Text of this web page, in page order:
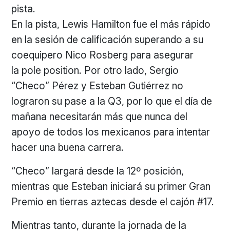
pista.
En la pista, Lewis Hamilton fue el más rápido
en la sesión de calificación superando a su
coequipero Nico Rosberg para asegurar
la pole position. Por otro lado, Sergio
“Checo” Pérez y Esteban Gutiérrez no
lograron su pase a la Q3, por lo que el día de
mañana necesitarán más que nunca del
apoyo de todos los mexicanos para intentar
hacer una buena carrera.
“Checo” largará desde la 12º posición,
mientras que Esteban iniciará su primer Gran
Premio en tierras aztecas desde el cajón #17.
Mientras tanto, durante la jornada de la